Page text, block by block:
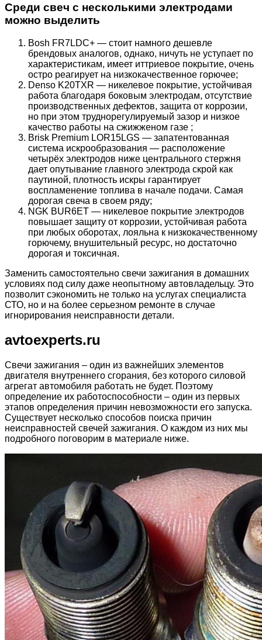
Среди свеч с несколькими электродами
можно выделить
Bosh FR7LDC+ — стоит намного дешевле
брендовых аналогов, однако, ничуть не уступает по
характеристикам, имеет иттриевое покрытие, очень
остро реагирует на низкокачественное горючее;
Denso K20TXR — никелевое покрытие, устойчивая
работа благодаря боковым электродам, отсутствие
производственных дефектов, защита от коррозии,
но при этом труднорегулируемый зазор и низкое
качество работы на сжижженом газе ;
Brisk Premium LOR15LGS — запатентованная
система искрообразования — расположение
четырёх электродов ниже центрального стержня
дает опутывание главного электрода скрой как
паутиной, плотность искры гарантирует
воспламенение топлива в начале подачи. Самая
дорогая свеча в своем ряду;
NGK BUR6ET — никелевое покрытие электродов
повышает защиту от коррозии, устойчивая работа
при любых оборотах, лояльна к низкокачественному
горючему, внушительный ресурс, но достаточно
дорогая и токсичная.
Заменить самостоятельно свечи зажигания в домашних
условиях под силу даже неопытному автовладельцу. Это
позволит сэкономить не только на услугах специалиста
СТО, но и на более серьезном ремонте в случае
игнорирования неисправности детали.
avtoexperts.ru
Свечи зажигания – один из важнейших элементов
двигателя внутреннего сгорания, без которого силовой
агрегат автомобиля работать не будет. Поэтому
определение их работоспособности – один из первых
этапов определения причин невозможности его запуска.
Существует несколько способов поиска причин
неисправностей свечей зажигания. О каждом из них мы
подробного поговорим в материале ниже.